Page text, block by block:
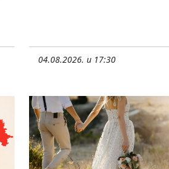
04.08.2026. u 17:30